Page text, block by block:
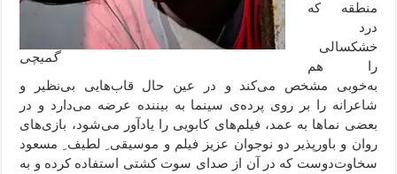
گمیچی
منطقه که
درد
خشکسالی
را هم
به‌خوبی مشخص می‌کند و در عین حال قاب‌هایی بی‌نظیر و
شاعرانه را بر روی پرده‌ی سینما به بیننده عرضه می‌دارد و در
بعضی نماها به عمد، فیلم‌های کابویی را یادآور می‌شود، بازی‌های
روان و باورپذیر دو نوجوان عزیز فیلم و موسیقی ِ لطیف ِ مسعود
سخاوت‌دوست که در آن از صدای سوت کشتی استفاده کرده و به